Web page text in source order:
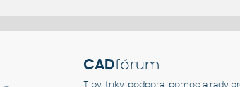
CADfórum